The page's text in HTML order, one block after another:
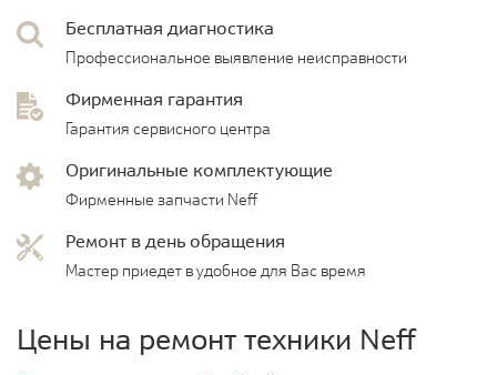
Бесплатная диагностика
Профессиональное выявление неисправности
Фирменная гарантия
Гарантия сервисного центра
Оригинальные комплектующие
Фирменные запчасти Neff
Ремонт в день обращения
Мастер приедет в удобное для Вас время
Цены на ремонт техники Neff